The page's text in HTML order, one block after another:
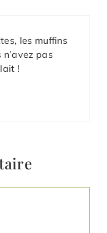
les muffins
pas
!